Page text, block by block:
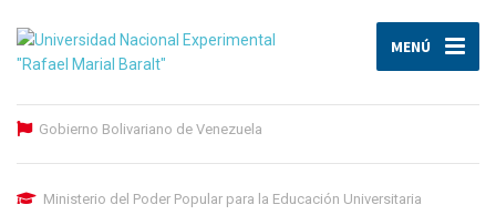
MENÚ
Gobierno Bolivariano de Venezuela
Ministerio del Poder Popular para la Educación Universitaria